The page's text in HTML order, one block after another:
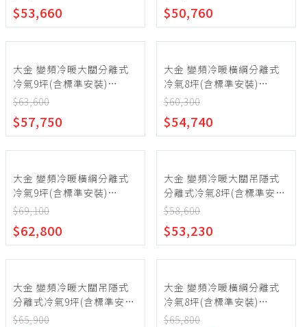
$53,660 $50,760
大金 變頻冷暖大關分離式
冷氣9坪(含標準安裝)
【RXV60ZVLT-
$63,600
$57,750
大金 變頻冷暖橫綱分離式
冷氣8坪(含標準安裝)
【RXM50ZVLT-
$60,300
$54,740
大金 變頻冷暖橫綱分離式
冷氣9坪(含標準安裝)
【RXM60ZVLT-
$69,100
$62,800
大金 變頻冷暖大關吊隱式
分離式冷氣8坪(含標準安
裝)【RXM50ZVLT-
$58,600
$53,230
大金 變頻冷暖大關吊隱式
分離式冷氣9坪(含標準安
裝)【RXM60ZVLT-
$65,900
大金 變頻冷暖橫綱分離式
冷氣8坪(含標準安裝)
【RXM50YVLT-
$65,800